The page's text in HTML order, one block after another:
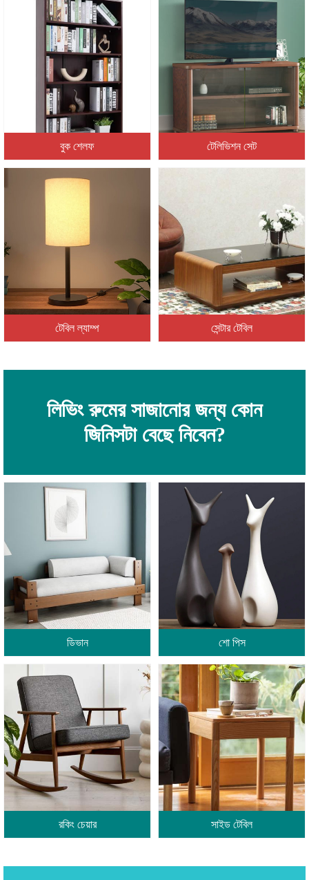
বুক শেলফ টেলিভিশন সেট
টেবিল ল্যাম্প সেন্টার টেবিল
লিভিং রুমের সাজানোর জন্য কোন
জিনিসটা বেছে নিবেন?
ডিভান শো পিস
রকিং চেয়ার সাইড টেবিল